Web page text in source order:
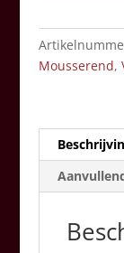
-
Dubbel
Magnum
300
aantal
Mousserend,